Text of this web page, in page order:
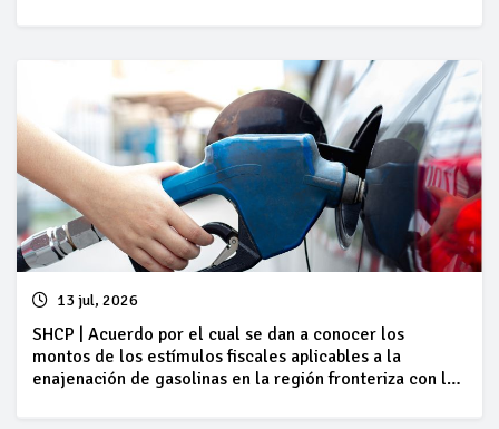
combustibles que se indican, del 18 al 24 de julio
13 jul, 2026
SHCP | Acuerdo por el cual se dan a conocer los
montos de los estímulos fiscales aplicables a la
enajenación de gasolinas en la región fronteriza con los
periodo comprendido del 11 al 17 de julio de 2026